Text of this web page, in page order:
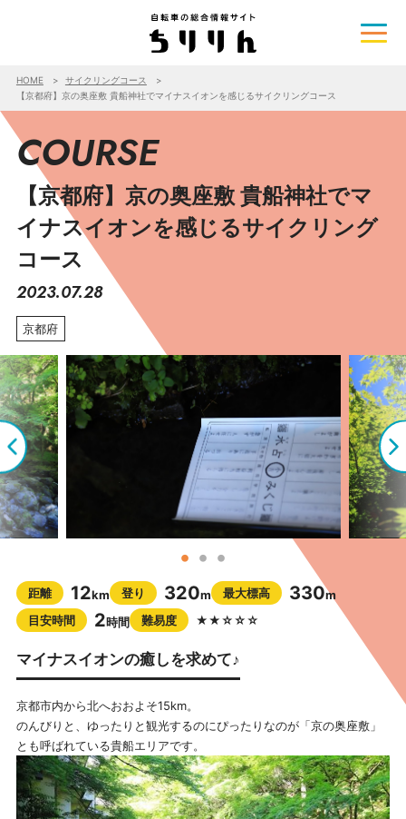
HOME
サイクリングコース
【京都府】京の奥座敷 貴船神社でマイナスイオンを感じるサイクリングコース
COURSE
【京都府】京の奥座敷 貴船神社でマ
イナスイオンを感じるサイクリング
コース
2023.07.28
京都府
距離 12km 登り 320m 最大標高 330m
目安時間
2時間 難易度 ★★☆☆☆
マイナスイオンの癒しを求めて♪
京都市内から北へおおよそ15km。
のんびりと、ゆったりと観光するのにぴったりなのが「京の奥座敷」
とも呼ばれている貴船エリアです。